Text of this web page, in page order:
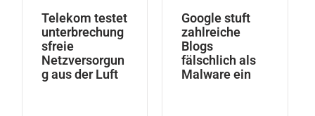
Telekom testet
unterbrechung
sfreie
Netzversorgun
g aus der Luft
Google stuft
zahlreiche
Blogs
fälschlich als
Malware ein